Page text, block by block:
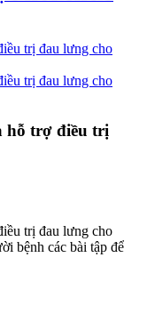
hỗ trợ điều trị
trị đau lưng cho
bệnh các bài tập để